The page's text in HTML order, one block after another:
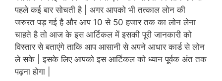
पहले कई बार सोचती है | अगर आपको भी तत्काल लोन की
जरुरत पड़ गई है और आप 10 से 50 हजार तक का लोन लेना
चाहते है तो आज के इस आर्टिकल में इसकी पूरी जानकारी को
विस्तार से बताएंगे ताकि आप आसानी से अपने आधार कार्ड से लोन
ले सके | इसके लिए आपको इस आर्टिकल को ध्यान पूर्वक अंत तक
पढ़ना होगा |